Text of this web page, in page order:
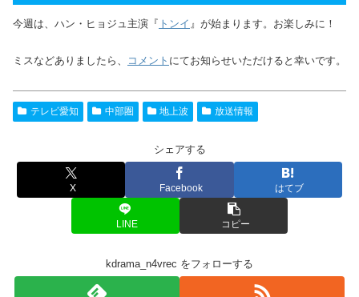
今週は、ハン・ヒョジュ主演『 トンイ 』が始まります。お楽しみに！
ミスなどありましたら、 コメント にてお知らせいただけると幸いです。
テレビ愛知 中部圏 地上波 放送情報
シェアする
X Facebook はてブ
LINE コピー
kdrama_n4vrec をフォローする